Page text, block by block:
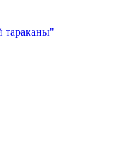
тараканы"